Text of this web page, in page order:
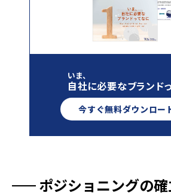
いま、
自社に必要なブランド
今すぐ無料ダウンロー
ポジショニングの